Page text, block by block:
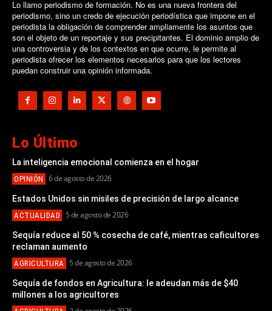
Lo llamo periodismo de formación. No es una nueva frontera del
periodismo, sino un credo de ejecución periodística que impone en el
periodista la obligación de comprender ampliamente los asuntos que
son el objeto de un reportaje y sus precipitantes. El dominio amplio de
una controversia y de los contextos en que ocurre, le permite al
periodista ofrecer los elementos necesarios para que los lectores
puedan construir una opinión informada.
Lo Último
La inteligencia emocional comienza en el hogar
OPINIÓN 6 de agosto de 2026
Estados Unidos sin misiles de precisión de largo alcance
ACTUALIDAD 5 de agosto de 2026
Sequía reduce al 50 % cosecha de café, mientras caficultores
reclaman aumento
AGRICULTURA 5 de agosto de 2026
Sequía de fondos en Agricultura: le adeudan más de $40
millones a los agricultores